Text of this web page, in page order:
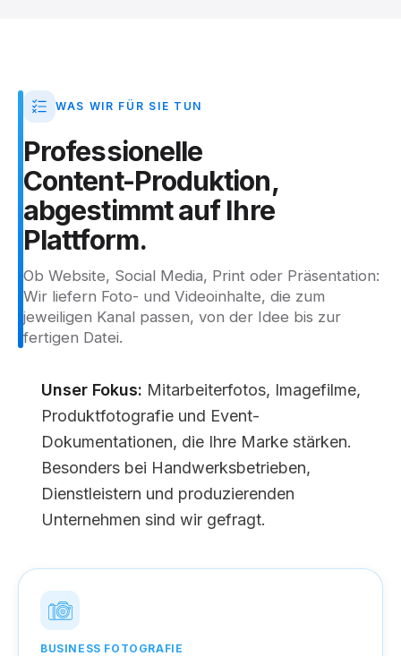
WAS WIR FÜR SIE TUN
Professionelle
Content-Produktion,
abgestimmtauf Ihre
Plattform.
Ob Website, Social Media, Print oder Präsentation:
Wir liefern Foto- und Videoinhalte, die zum
jeweiligen Kanal passen, von der Idee bis zur
fertigen Datei.
Unser Fokus: Mitarbeiterfotos, Imagefilme,
Produktfotografie und Event-
Dokumentationen, die Ihre Marke stärken.
Besonders bei Handwerksbetrieben,
Dienstleistern und produzierenden
Unternehmen sind wir gefragt.
BUSINESS FOTOGRAFIE